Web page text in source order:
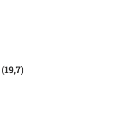
(19,7)